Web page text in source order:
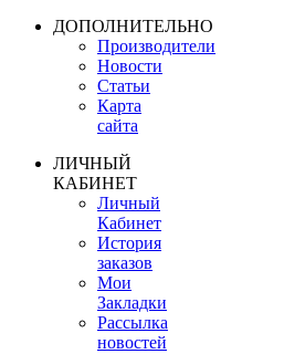
ДОПОЛНИТЕЛЬНО
Производители
Новости
Статьи
Карта
сайта
ЛИЧНЫЙ
КАБИНЕТ
Личный
Кабинет
История
заказов
Мои
Закладки
Рассылка
новостей